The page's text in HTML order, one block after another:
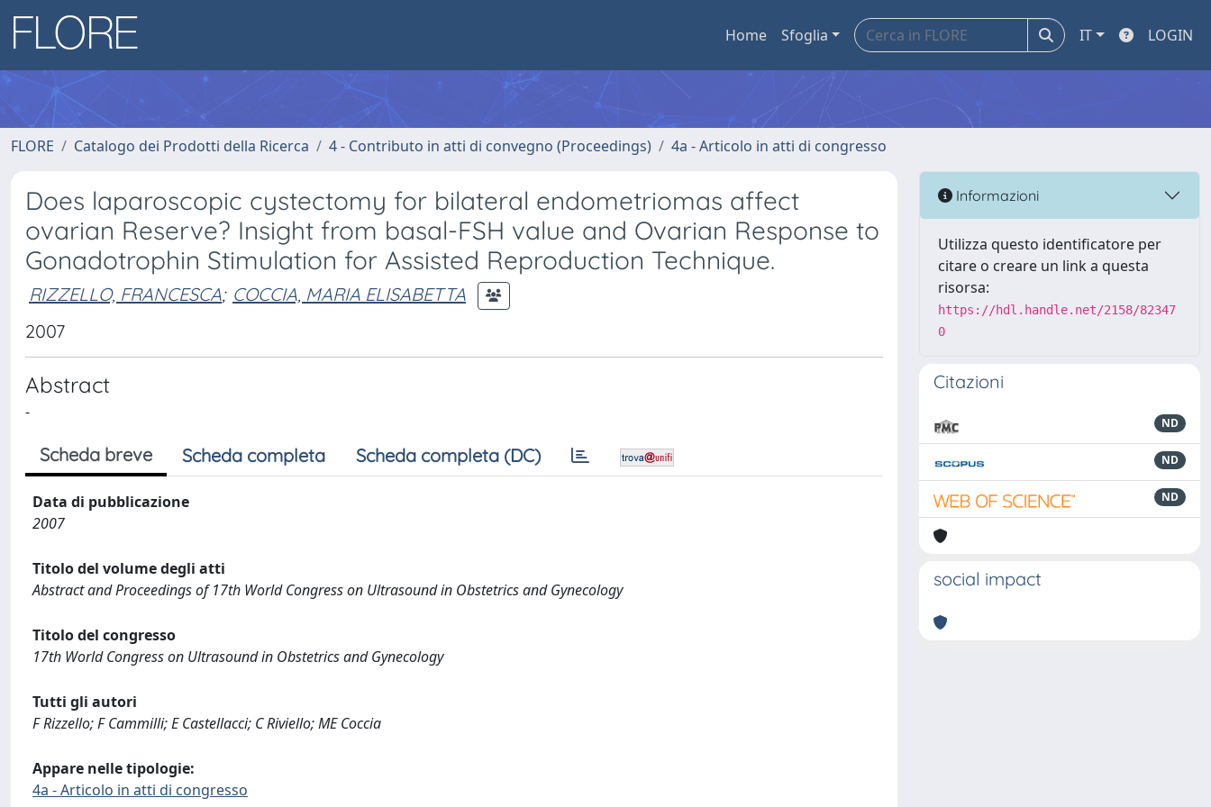
Home Sfoglia IT LOGIN
FLORE Catalogo dei Prodotti della Ricerca 4 - Contributo in atti di convegno (Proceedings) 4a - Articolo in atti di congresso
Does laparoscopic cystectomy for bilateral endometriomas affect
ovarian Reserve? Insight from basal-FSH value and Ovarian Response to
Gonadotrophin Stimulation for Assisted Reproduction Technique.
RIZZELLO, FRANCESCA; COCCIA, MARIA ELISABETTA
2007
Abstract
-
Scheda breve Scheda completa Scheda completa (DC)
Data di pubblicazione
2007
Titolo del volume degli atti
Abstract and Proceedings of 17th World Congress on Ultrasound in Obstetrics and Gynecology
Titolo del congresso
17th World Congress on Ultrasound in Obstetrics and Gynecology
Tutti gli autori
F Rizzello; F Cammilli; E Castellacci; C Riviello; ME Coccia
Appare nelle tipologie:
4a - Articolo in atti di congresso
Informazioni
Utilizza questo identificatore per
citare o creare un link a questa
risorsa:
https://hdl.handle.net/2158/82347
0
Citazioni
ND
ND
ND
social impact